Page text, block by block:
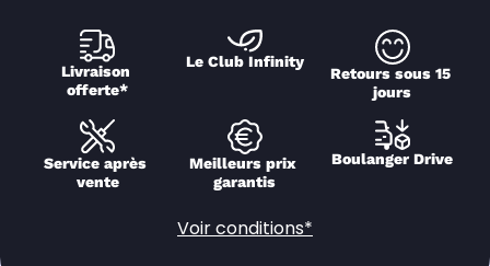
Livraison
offerte*
Le Club Infinity
Retours sous 15
jours
Service après
vente
Meilleurs prix
garantis
Boulanger Drive
Voir conditions*